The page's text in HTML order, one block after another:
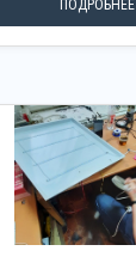
ПОДРОБНЕЕ